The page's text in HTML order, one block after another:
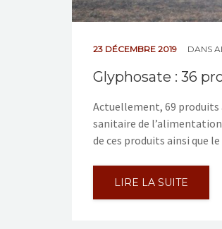
23 DÉCEMBRE 2019 DANS
Glyphosate : 36
Actuellement, 69 produits
sanitaire de
de ces produits ainsi que
LIRE LA SUITE